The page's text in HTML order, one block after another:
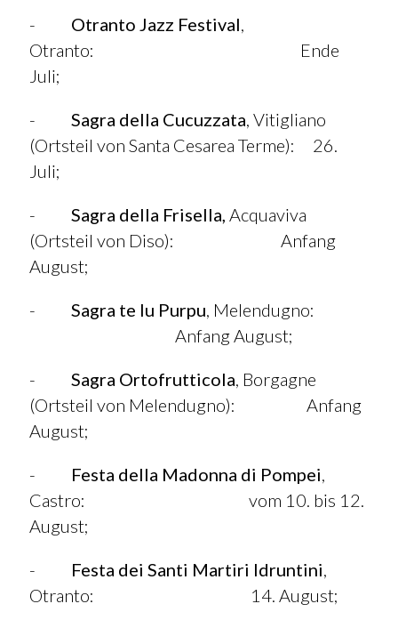
- Otranto Jazz Festival,
Otranto: Ende
Juli;
- Sagra della Cucuzzata, Vitigliano
(Ortsteil von Santa Cesarea Terme): 26.
Juli;
- Sagra della Frisella, Acquaviva
(Ortsteil von Diso): Anfang
August;
- Sagra te lu Purpu, Melendugno:
Anfang August;
- Sagra Ortofrutticola, Borgagne
(Ortsteil von Melendugno): Anfang
August;
- Festa della Madonna di Pompei,
Castro: vom 10. bis 12.
August;
- Festa dei Santi Martiri Idruntini,
Otranto: 14. August;